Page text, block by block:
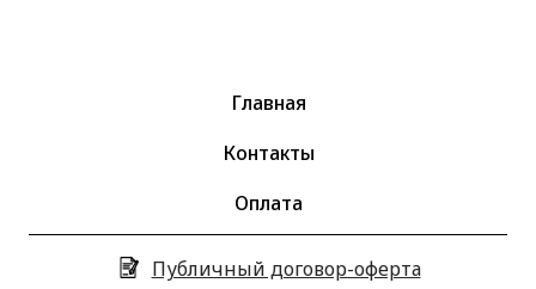
Главная
Контакты
Оплата
Публичный договор-оферта